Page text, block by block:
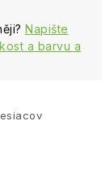
Napište
a barvu a